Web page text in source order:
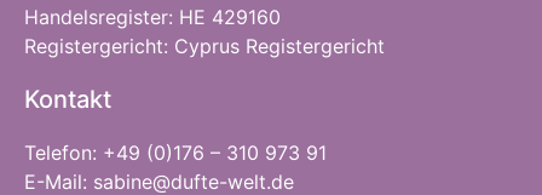
Handelsregister: HE 429160
Registergericht: Cyprus Registergericht
Kontakt
Telefon: +49 (0)176 – 310 973 91
E-Mail: sabine@dufte-welt.de